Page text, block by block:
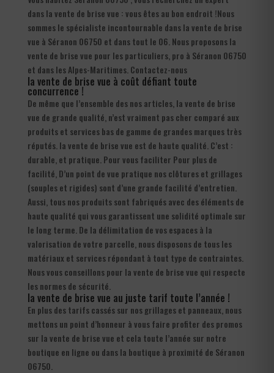
dans la vente de brise vue : vous êtes au bon endroit !Nous
sommes le spécialiste incontournable dans la vente de brise
vue à Séranon 06750 et dans tout le 06. Nous proposons la
vente de brise vue pour les particuliers, pro à Séranon 06750
et dans les Alpes-Maritimes. Contactez-nous
la vente de brise vue à coût défiant toute
concurrence !
De même que l’ensemble des nos articles, la vente de brise
vue de grande qualité, n’est vraiment pas cher comparé aux
produits et services bas de gamme de grandes marques très
réputés. la vente de brise vue est de haute qualité. C’est :
durable, et pratique. Pour vous faciliter Pour plus de
facilité, D’un point de vue pratique nos clôtures et grillages
(souples et rigides) sont d’une grande facilité d’entretien.
Aussi, tous nos produits sont fabriqués avec des éléments de
haute qualité qui vous garantissent une solidité optimale sur
le long terme. De la délimitation de vos espaces à la
valorisation de votre parcelle, nous disposons de tous les
matériaux et services répondant à tout type de contraintes.
Nous vous conseillons pour la vente de brise vue qui respecte
les normes de sécurité.
la vente de brise vue au juste tarif toute l’année !
En plus des tarifs cassés sur nos grillages et panneaux, nous
mettons un point d’honneur à vous faire profiter des promos
sur la vente de brise vue et cela toute l’année sur notre
boutique en ligne ou dans la boutique à proximité de Séranon
06750.